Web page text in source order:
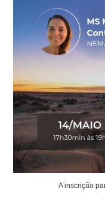
A inscrição